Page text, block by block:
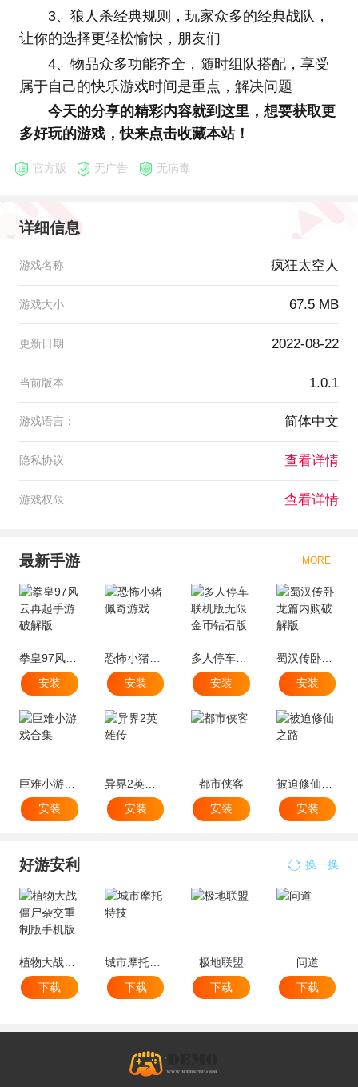
3、狼人杀经典规则，玩家众多的经典战队，
让你的选择更轻松愉快，朋友们
4、物品众多功能齐全，随时组队搭配，享受
属于自己的快乐游戏时间是重点，解决问题
今天的分享的精彩内容就到这里，想要获取更
多好玩的游戏，快来点击收藏本站！
官方版 无广告 无病毒
详细信息
游戏名称 疯狂太空人
游戏大小 67.5 MB
更新日期 2022-08-22
当前版本 1.0.1
游戏语言： 简体中文
隐私协议 查看详情
游戏权限 查看详情
最新手游 MORE +
拳皇97风云再起手游破解版
安装
安装
多人停车联机版无限金币钻石版
安装
安装
巨难小游戏合集
安装
安装
都市侠客
安装
安装
好游安利 换一换
植物大战僵尸杂交重制版手机版
下载
下载
极地联盟
下载
问道
下载